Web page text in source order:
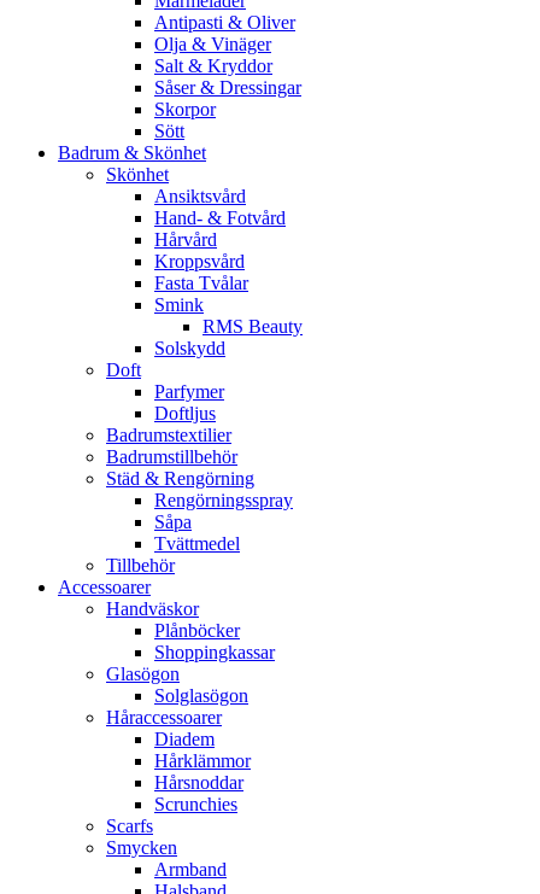
Antipasti & Oliver
Olja & Vinäger
Salt & Kryddor
Såser & Dressingar
Skorpor
Sött
Badrum & Skönhet
Skönhet
Ansiktsvård
Hand- & Fotvård
Hårvård
Kroppsvård
Fasta Tvålar
Smink
RMS Beauty
Solskydd
Doft
Parfymer
Doftljus
Badrumstextilier
Badrumstillbehör
Städ & Rengörning
Rengörningsspray
Såpa
Tvättmedel
Tillbehör
Accessoarer
Handväskor
Plånböcker
Shoppingkassar
Glasögon
Solglasögon
Håraccessoarer
Diadem
Hårklämmor
Hårsnoddar
Scrunchies
Scarfs
Smycken
Armband